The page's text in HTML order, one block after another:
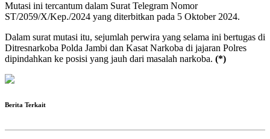
Mutasi ini tercantum dalam Surat Telegram Nomor
ST/2059/X/Kep./2024 yang diterbitkan pada 5 Oktober 2024.
Dalam surat mutasi itu, sejumlah perwira yang selama ini bertugas di
Ditresnarkoba Polda Jambi dan Kasat Narkoba di jajaran Polres
dipindahkan ke posisi yang jauh dari masalah narkoba. (*)
Berita Terkait